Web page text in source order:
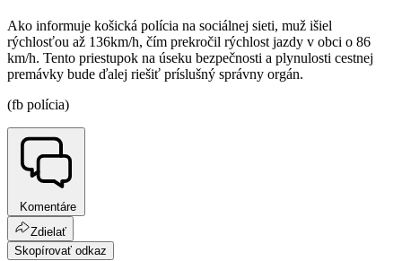
Ako informuje košická polícia na sociálnej sieti, muž išiel
rýchlosťou až 136km/h, čím prekročil rýchlost jazdy v obci o 86
km/h. Tento priestupok na úseku bezpečnosti a plynulosti cestnej
premávky bude ďalej riešiť príslušný správny orgán.
(fb polícia)
Komentáre
Zdielať
Skopírovať odkaz